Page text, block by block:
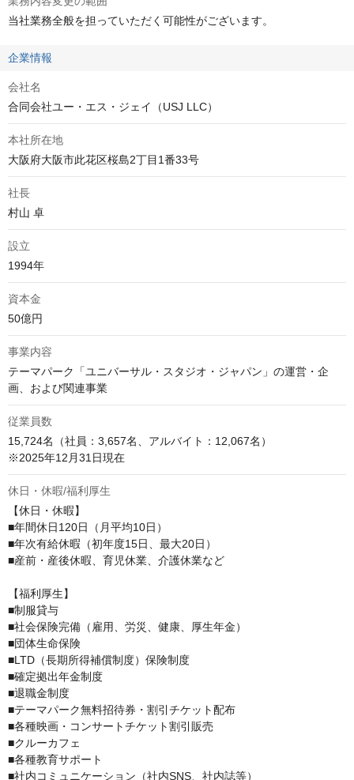
当社業務全般を担っていただく可能性がございます。
企業情報
会社名
合同会社ユー・エス・ジェイ（USJ LLC）
本社所在地
大阪府大阪市此花区桜島2丁目1番33号
社長
村山 卓
設立
1994年
資本金
50億円
事業内容
テーマパーク「ユニバーサル・スタジオ・ジャパン」の運営・企
画、および関連事業
従業員数
15,724名（社員：3,657名、アルバイト：12,067名）
※2025年12月31日現在
休日・休暇/福利厚生
【休日・休暇】
■年間休日120日（月平均10日）
■年次有給休暇（初年度15日、最大20日）
■産前・産後休暇、育児休業、介護休業など
【福利厚生】
■制服貸与
■社会保険完備（雇用、労災、健康、厚生年金）
■団体生命保険
■LTD（長期所得補償制度）保険制度
■確定拠出年金制度
■退職金制度
■テーマパーク無料招待券・割引チケット配布
■各種映画・コンサートチケット割引販売
■クルーカフェ
■各種教育サポート
■社内コミュニケーション（社内SNS、社内誌等）